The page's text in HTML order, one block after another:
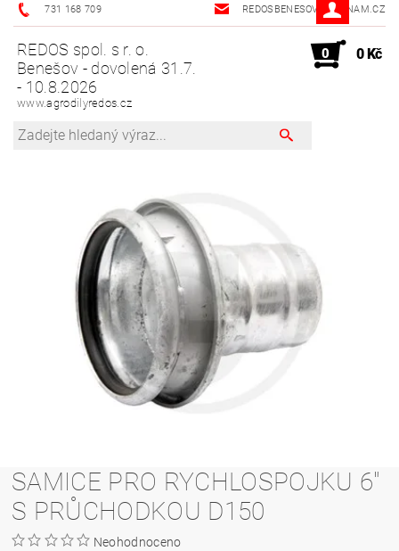
731 168 709 REDOSBENESOV@SEZNAM.CZ
REDOS spol. s r. o.
Benešov - dovolená 31.7.
- 10.8.2026
www.agrodilyredos.cz
0 0 Kč
SAMICE PRO RYCHLOSPOJKU 6"
S PRŮCHODKOU D150
Neohodnoceno